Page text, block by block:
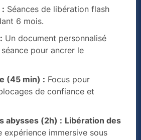
: Séances de libération flash
6 mois.
Un document personnalisé
pour ancrer le
(45 min) : Focus pour
de confiance et
abysses (2h) : Libération des
expérience immersive sous